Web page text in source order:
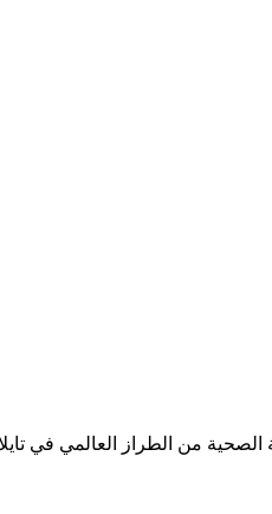
من الطراز العالمي في